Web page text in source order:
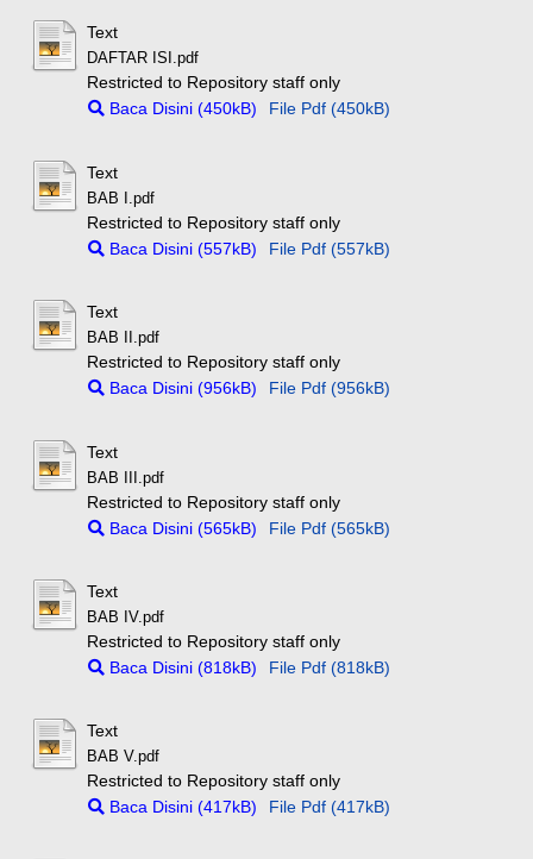
Text
DAFTAR ISI.pdf
Restricted to Repository staff only
Baca Disini (450kB)
File Pdf (450kB)
Text
BAB I.pdf
Restricted to Repository staff only
Baca Disini (557kB)
File Pdf (557kB)
Text
BAB II.pdf
Restricted to Repository staff only
Baca Disini (956kB)
File Pdf (956kB)
Text
BAB III.pdf
Restricted to Repository staff only
Baca Disini (565kB)
File Pdf (565kB)
Text
BAB IV.pdf
Restricted to Repository staff only
Baca Disini (818kB)
File Pdf (818kB)
Text
BAB V.pdf
Restricted to Repository staff only
Baca Disini (417kB)
File Pdf (417kB)